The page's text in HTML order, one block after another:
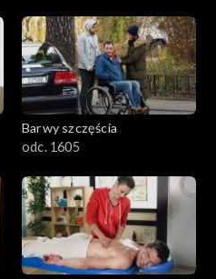
Barwy szczęścia
odc. 1605